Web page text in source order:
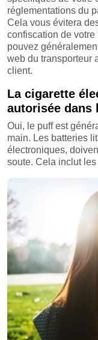
réglementations du
Cela vous évitera
confiscation de
pouvez
web du transporteur
client.
La cigarette
autorisée dans
Oui, le puff est
main. Les batteries
électroniques,
soute. Cela inclut